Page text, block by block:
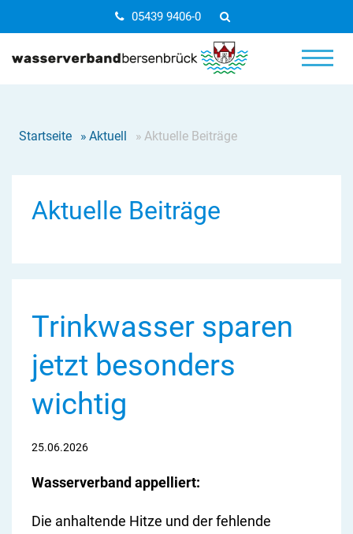
05439 9406-0
Startseite » Aktuell » Aktuelle Beiträge
Aktuelle Beiträge
Trinkwasser sparen
jetzt besonders
wichtig
25.06.2026
Wasserverband appelliert:
Die anhaltende Hitze und der fehlende